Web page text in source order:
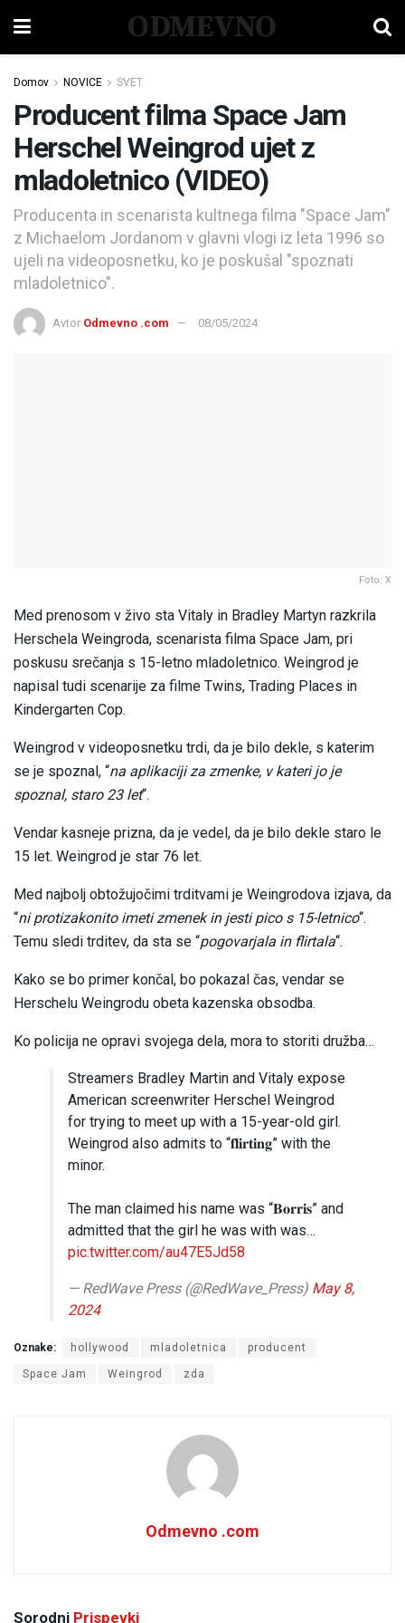
ODMEVNO
Domov NOVICE SVET
Producent filma Space Jam
Herschel Weingrod ujet z
mladoletnico (VIDEO)
Producenta in scenarista kultnega filma "Space Jam"
z Michaelom Jordanom v glavni vlogi iz leta 1996 so
ujeli na videoposnetku, ko je poskušal "spoznati
mladoletnico".
Avtor Odmevno .com 08/05/2024
Foto: X
Med prenosom v živo sta Vitaly in Bradley Martyn razkrila
Herschela Weingroda, scenarista filma Space Jam, pri
poskusu srečanja s 15-letno mladoletnico. Weingrod je
napisal tudi scenarije za filme Twins, Trading Places in
Kindergarten Cop.
Weingrod v videoposnetku trdi, da je bilo dekle, s katerim
se je spoznal, “na aplikaciji za zmenke, v kateri jo je
spoznal, staro 23 let“.
Vendar kasneje prizna, da je vedel, da je bilo dekle staro le
15 let. Weingrod je star 76 let.
Med najbolj obtožujočimi trditvami je Weingrodova izjava, da
“ni protizakonito imeti zmenek in jesti pico s 15-letnico“.
Temu sledi trditev, da sta se “pogovarjala in flirtala“.
Kako se bo primer končal, bo pokazal čas, vendar se
Herschelu Weingrodu obeta kazenska obsodba.
Ko policija ne opravi svojega dela, mora to storiti družba…
Streamers Bradley Martin and Vitaly expose
American screenwriter Herschel Weingrod
for trying to meet up with a 15-year-old girl.
Weingrod also admits to “𝐟𝐥𝐢𝐫𝐭𝐢𝐧𝐠” with the
minor.
The man claimed his name was “𝐁𝐨𝐫𝐫𝐢𝐬” and
admitted that the girl he was with was…
pic.twitter.com/au47E5Jd58
— RedWave Press (@RedWave_Press) May 8,
2024
Oznake: hollywood mladoletnica producent
Space Jam Weingrod zda
Odmevno .com
Sorodni Prispevki